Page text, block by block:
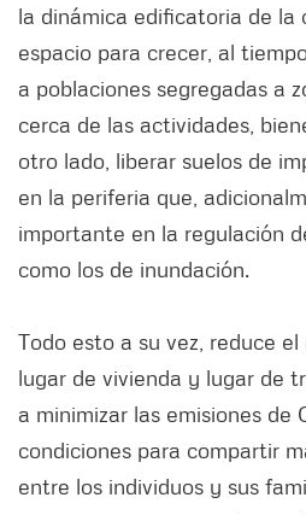
la dinámica edificatoria de la
espacio para crecer, al
a poblaciones segregadas a
cerca de las actividades,
otro lado, liberar suelos de
en la periferia que,
importante en la regulación
como los de inundación.
Todo esto a su vez, reduce
lugar de vivienda y lugar de
a minimizar las emisiones de
condiciones para compartir
entre los individuos y sus